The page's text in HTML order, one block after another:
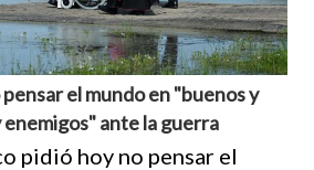
el mundo en "buenos y
enemigos" ante la guerra
pidió hoy no pensar el